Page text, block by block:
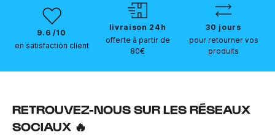
9.6 /10
en satisfaction client
livraison 24h
offerte à partir de
80€
30 jours
pour retourner vos
produits
RETROUVEZ-NOUS SUR LES RÉSEAUX
SOCIAUX 🔥